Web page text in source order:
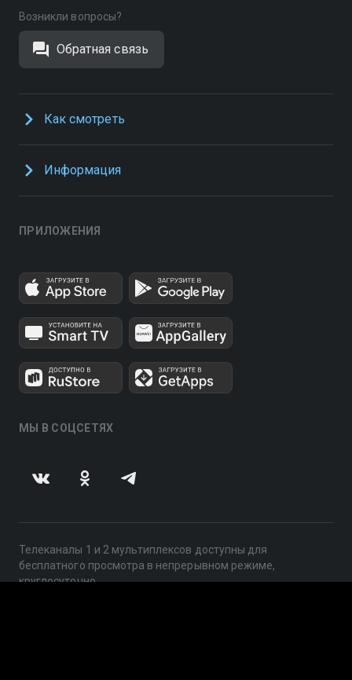
Возникли вопросы?
Обратная связь
Как смотреть
Информация
ПРИЛОЖЕНИЯ
МЫ В СОЦСЕТЯХ
Телеканалы 1 и 2 мультиплексов доступны для
бесплатного просмотра в непрерывном режиме,
круглосуточно.